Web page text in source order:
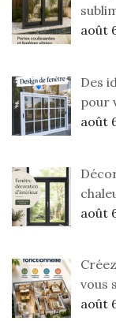
août
Des
pour
août
août
vous
août